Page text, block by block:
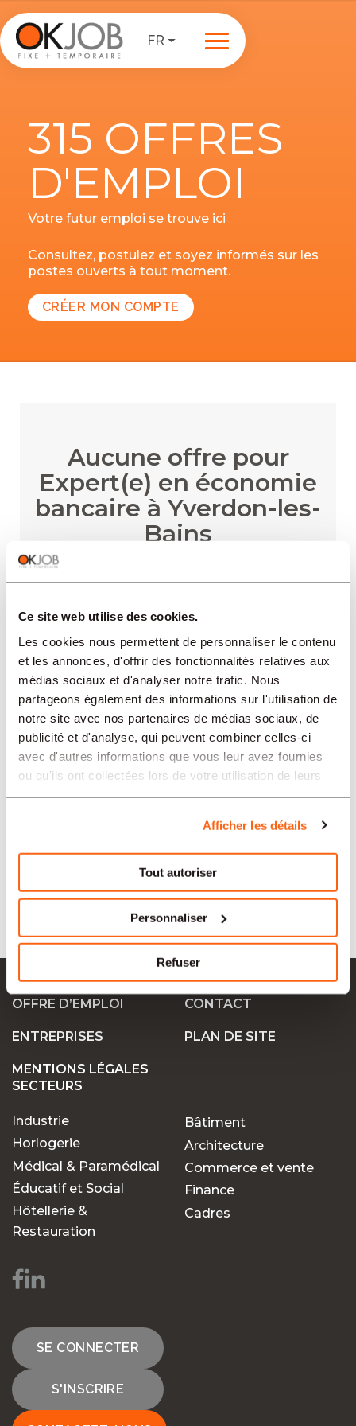
Ce site web utilise des cookies.
Les cookies nous permettent de personnaliser le contenu
et les annonces, d'offrir des fonctionnalités relatives aux
médias sociaux et d'analyser notre trafic. Nous
partageons également des informations sur l'utilisation de
notre site avec nos partenaires de médias sociaux, de
publicité et d'analyse, qui peuvent combiner celles-ci
avec d'autres informations que vous leur avez fournies
ou qu'ils ont collectées lors de votre utilisation de leurs
Afficher les détails
Tout autoriser
Personnaliser
Refuser
FR
315 OFFRES
D'EMPLOI
Votre futur emploi se trouve ici
Consultez, postulez et soyez informés sur les
postes ouverts à tout moment.
CRÉER MON COMPTE
Aucune offre pour
Expert(e) en économie
bancaire à Yverdon-les-
Bains
RECEVOIR LES ALERTES
RÉGIONS
SECTEURS
TIPO
OFFRE D’EMPLOI
ENTREPRISES
MENTIONS LÉGALES
CONTACT
PLAN DE SITE
SECTEURS
Industrie
Horlogerie
Médical & Paramédical
Éducatif et Social
Hôtellerie &
Restauration
Bâtiment
Architecture
Commerce et vente
Finance
Cadres
SE CONNECTER
S'INSCRIRE